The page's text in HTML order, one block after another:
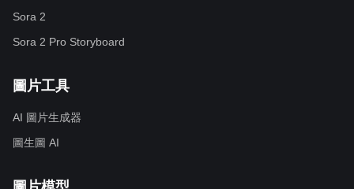
Sora 2
Sora 2 Pro Storyboard
圖片工具
AI 圖片生成器
圖生圖 AI